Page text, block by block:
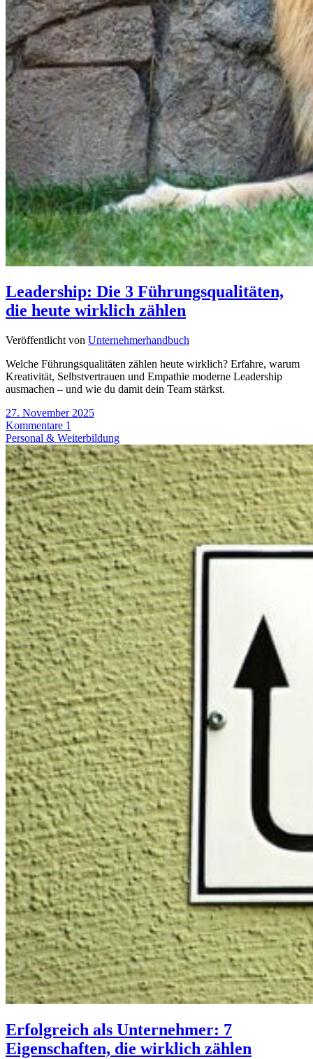
Leadership: Die 3 Führungsqualitäten,
die heute wirklich zählen
Veröffentlicht von Unternehmerhandbuch
Welche Führungsqualitäten zählen heute wirklich? Erfahre, warum
Kreativität, Selbstvertrauen und Empathie moderne Leadership
ausmachen – und wie du damit dein Team stärkst.
27. November 2025
Kommentare 1
Personal & Weiterbildung
Erfolgreich als Unternehmer: 7
Eigenschaften, die wirklich zählen